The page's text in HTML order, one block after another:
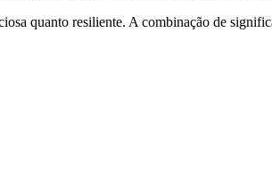
quanto resiliente. A combinação de